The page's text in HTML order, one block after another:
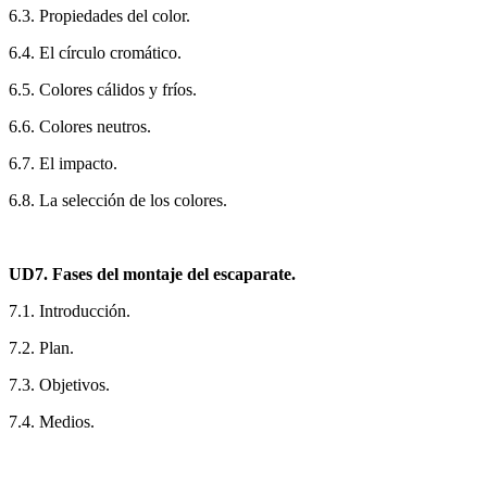
6.3. Propiedades del color.
6.4. El círculo cromático.
6.5. Colores cálidos y fríos.
6.6. Colores neutros.
6.7. El impacto.
6.8. La selección de los colores.
UD7. Fases del montaje del escaparate.
7.1. Introducción.
7.2. Plan.
7.3. Objetivos.
7.4. Medios.